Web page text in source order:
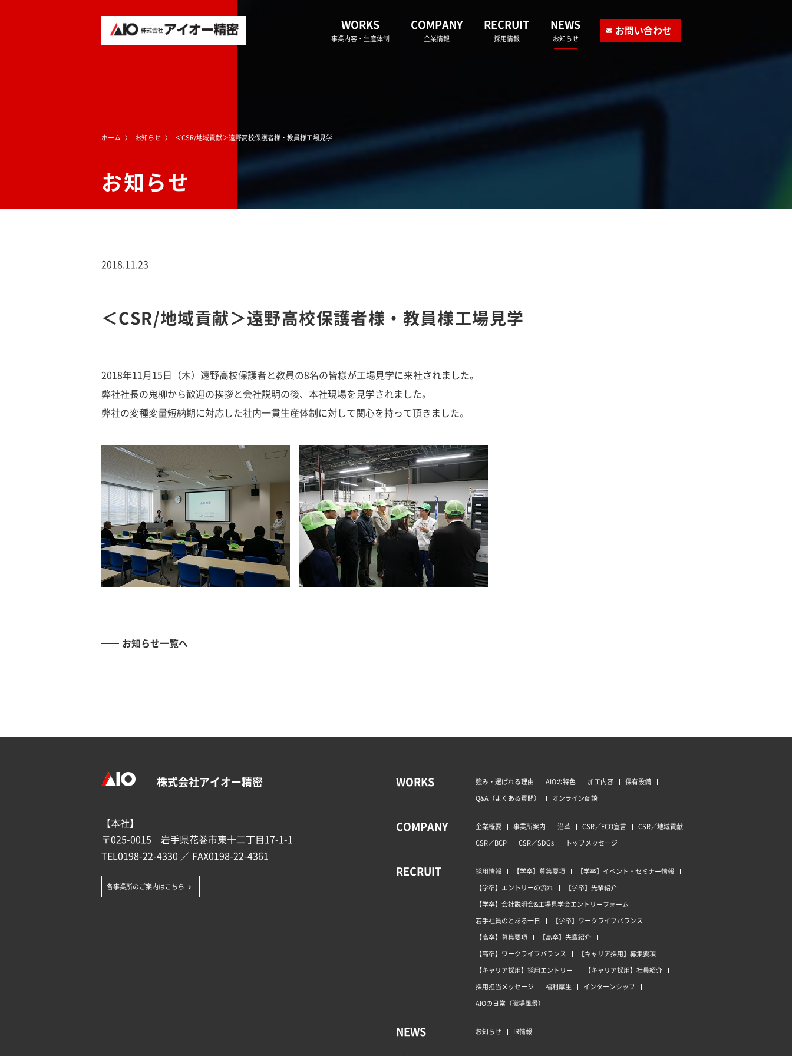
WORKS
事業内容・生産体制
COMPANY
企業情報
RECRUIT
採用情報
NEWS
お知らせ
お問い合わせ
ホーム お知らせ ＜CSR/地域貢献＞遠野高校保護者様・教員様工場見学
お知らせ
2018.11.23
＜CSR/地域貢献＞遠野高校保護者様・教員様工場見学
2018年11月15日（木）遠野高校保護者と教員の8名の皆様が工場見学に来社されました。
弊社社長の鬼柳から歓迎の挨拶と会社説明の後、本社現場を見学されました。
弊社の変種変量短納期に対応した社内一貫生産体制に対して関心を持って頂きました。
お知らせ一覧へ
株式会社アイオー精密
【本社】
〒025-0015 岩手県花巻市東十二丁目17-1-1
TEL0198-22-4330 ／ FAX0198-22-4361
各事業所のご案内はこちら
WORKS 強み・選ばれる理由 AIOの特色 加工内容
保有設備
Q&A（よくある質問）
オンライン商談
COMPANY 企業概要 事業所案内 沿革 CSR／ECO宣言
CSR／地域貢献
CSR／BCP
CSR／SDGs トップメッセージ
RECRUIT 採用情報 【学卒】募集要項
【学卒】イベント・セミナー情報
【学卒】エントリーの流れ
【学卒】先輩紹介
【学卒】会社説明会&工場見学会エントリーフォーム
若手社員のとある一日
【学卒】ワークライフバランス
【高卒】募集要項
【高卒】先輩紹介
【高卒】ワークライフバランス
【キャリア採用】募集要項
【キャリア採用】採用エントリー
【キャリア採用】社員紹介
採用担当メッセージ
福利厚生
インターンシップ
AIOの日常（職場風景）
NEWS お知らせ IR情報